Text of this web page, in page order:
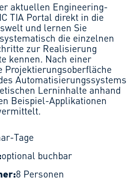
aktuellen Engineering-
TIA Portal direkt in die
und lernen Sie
die einzelnen
zur Realisierung
kennen. Nach einer
Projektierungsoberfläche
Automatisierungssystems
Lerninhalte anhand
Beispiel-Applikationen
Tage
optional buchbar
8 Personen